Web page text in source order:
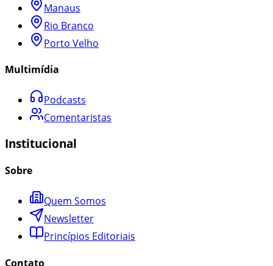
Manaus
Rio Branco
Porto Velho
Multimídia
Podcasts
Comentaristas
Institucional
Sobre
Quem Somos
Newsletter
Princípios Editoriais
Contato